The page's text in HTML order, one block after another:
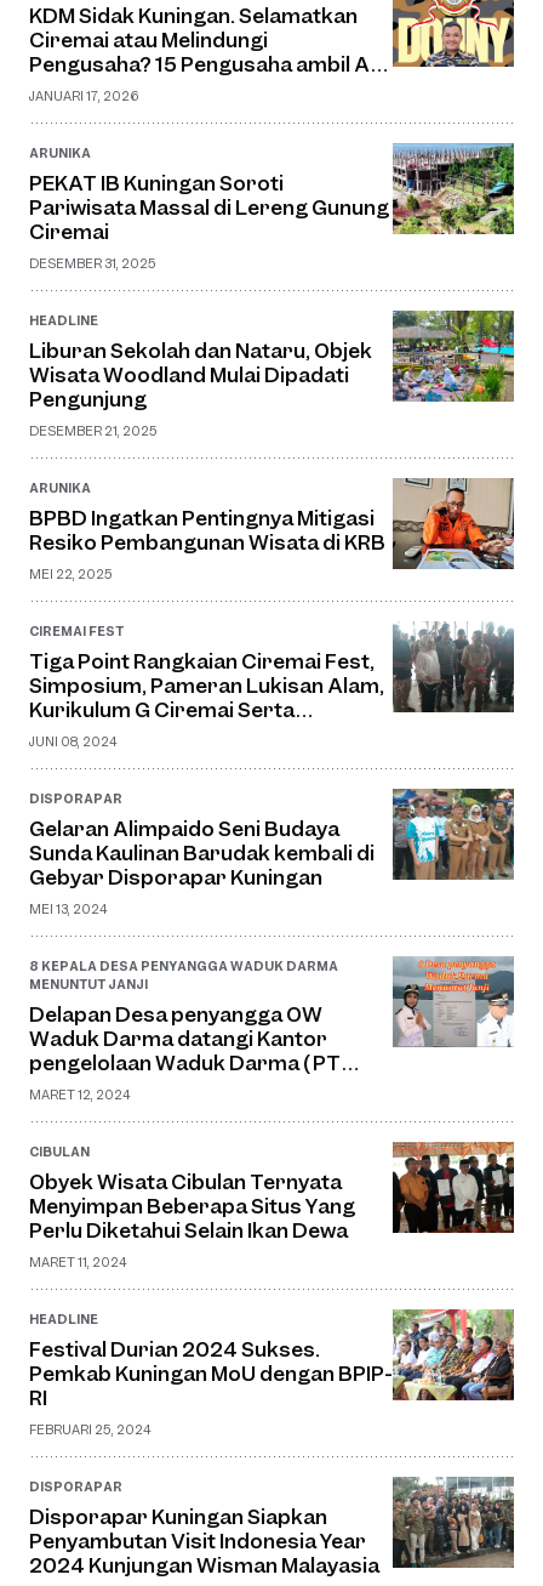
KDM Sidak Kuningan. Selamatkan
Ciremai atau Melindungi
Pengusaha? 15 Pengusaha ambil Air
Ilegal Kok Dibiarkan
JANUARI 17, 2026
ARUNIKA
PEKAT IB Kuningan Soroti
Pariwisata Massal di Lereng Gunung
Ciremai
DESEMBER 31, 2025
HEADLINE
Liburan Sekolah dan Nataru, Objek
Wisata Woodland Mulai Dipadati
Pengunjung
DESEMBER 21, 2025
ARUNIKA
BPBD Ingatkan Pentingnya Mitigasi
Resiko Pembangunan Wisata di KRB
MEI 22, 2025
CIREMAI FEST
Tiga Point Rangkaian Ciremai Fest,
Simposium, Pameran Lukisan Alam,
Kurikulum G Ciremai Serta
Discussion Kuningan Summit
JUNI 08, 2024
DISPORAPAR
Gelaran Alimpaido Seni Budaya
Sunda Kaulinan Barudak kembali di
Gebyar Disporapar Kuningan
MEI 13, 2024
8 KEPALA DESA PENYANGGA WADUK DARMA
MENUNTUT JANJI
Delapan Desa penyangga OW
Waduk Darma datangi Kantor
pengelolaan Waduk Darma ( PT
Jaswita Jabar )
MARET 12, 2024
CIBULAN
Obyek Wisata Cibulan Ternyata
Menyimpan Beberapa Situs Yang
Perlu Diketahui Selain Ikan Dewa
MARET 11, 2024
HEADLINE
Festival Durian 2024 Sukses.
Pemkab Kuningan MoU dengan BPIP-
RI
FEBRUARI 25, 2024
DISPORAPAR
Disporapar Kuningan Siapkan
Penyambutan Visit Indonesia Year
2024 Kunjungan Wisman Malayasia